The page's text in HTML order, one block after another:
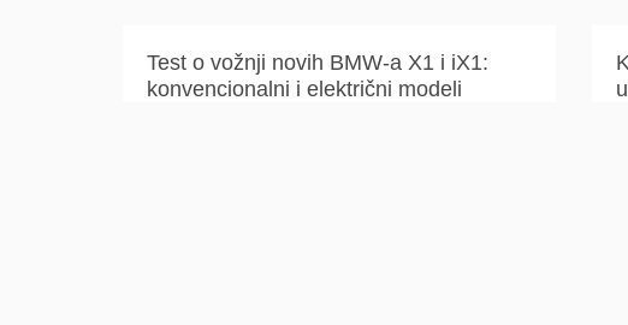
Test o vožnji novih BMW-a X1 i iX1:
konvencionalni i električni modeli